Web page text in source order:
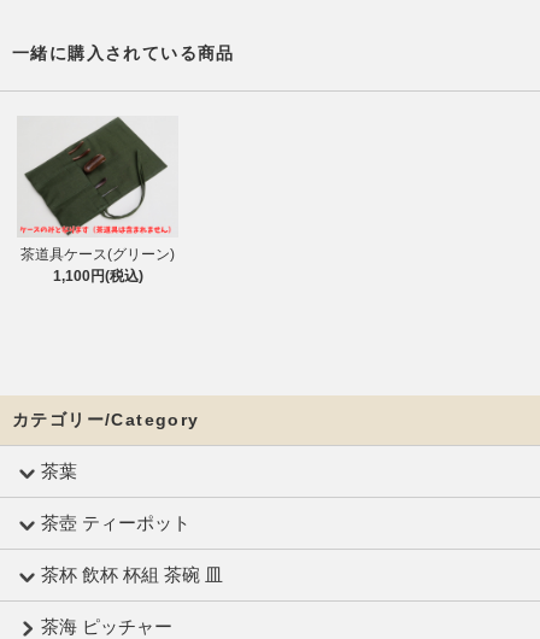
一緒に購入されている商品
茶道具ケース(グリーン)
1,100円(税込)
カテゴリー/Category
茶葉
茶壺 ティーポット
茶杯 飲杯 杯組 茶碗 皿
茶海 ピッチャー